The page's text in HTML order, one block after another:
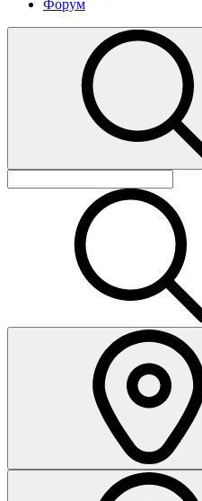
Форум